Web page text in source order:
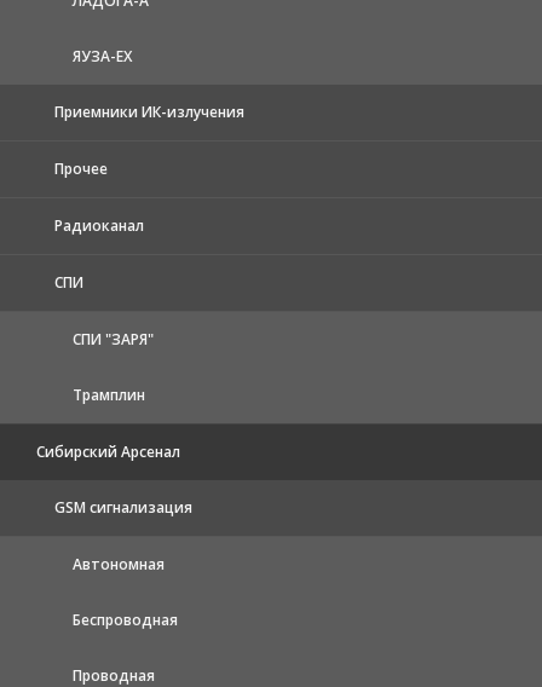
ЯУЗА-ЕХ
Приемники ИК-излучения
Прочее
Радиоканал
СПИ
СПИ "ЗАРЯ"
Трамплин
Сибирский Арсенал
GSM сигнализация
Автономная
Беспроводная
Проводная